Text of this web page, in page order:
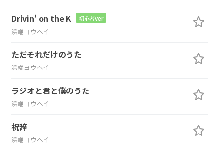
Drivin' on the K 初心者ver
浜端ヨウヘイ
ただそれだけのうた
浜端ヨウヘイ
ラジオと君と僕のうた
浜端ヨウヘイ
祝辞
浜端ヨウヘイ